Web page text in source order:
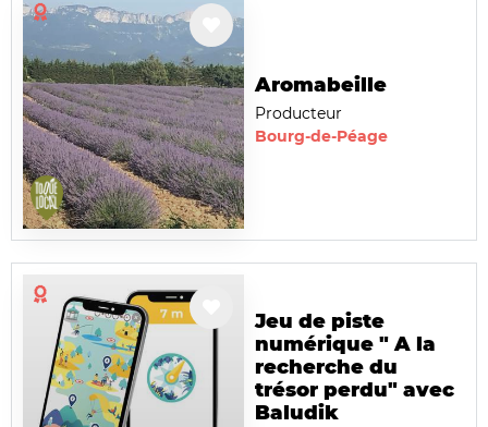
Aromabeille
Producteur
Bourg-de-Péage
Jeu de piste
numérique " A la
recherche du
trésor perdu" avec
Baludik